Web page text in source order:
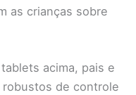
as crianças sobre
acima, pais e
de controle